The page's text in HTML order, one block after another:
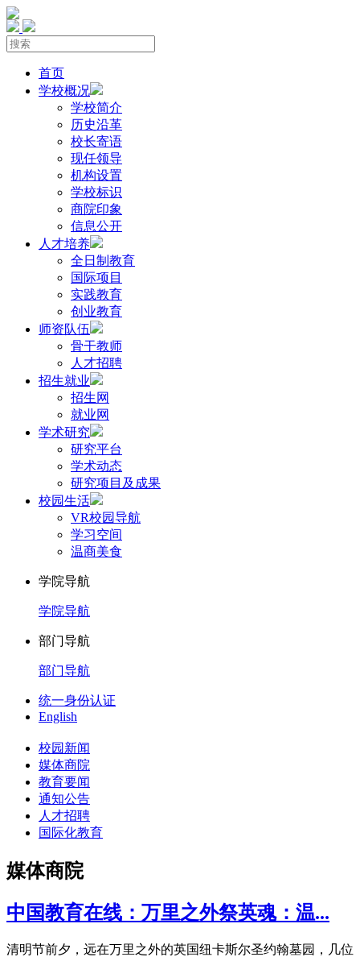
首页
学校概况
学校简介
历史沿革
校长寄语
现任领导
机构设置
学校标识
商院印象
信息公开
人才培养
全日制教育
国际项目
实践教育
创业教育
师资队伍
骨干教师
人才招聘
招生就业
招生网
就业网
学术研究
研究平台
学术动态
研究项目及成果
校园生活
VR校园导航
学习空间
温商美食
学院导航
学院导航
部门导航
部门导航
统一身份认证
English
校园新闻
媒体商院
教育要闻
通知公告
人才招聘
国际化教育
媒体商院
中国教育在线：万里之外祭英魂：温...
清明节前夕，远在万里之外的英国纽卡斯尔圣约翰墓园，几位